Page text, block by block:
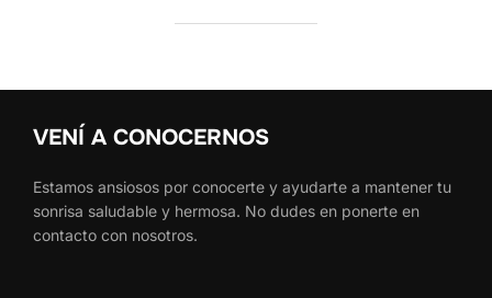
VENÍ A CONOCERNOS
Estamos ansiosos por conocerte y ayudarte a mantener tu
sonrisa saludable y hermosa. No dudes en ponerte en
contacto con nosotros.